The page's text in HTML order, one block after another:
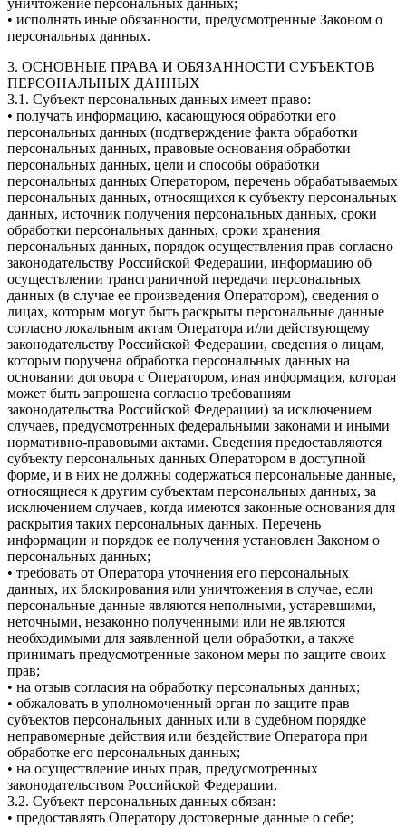
• исполнять иные обязанности, предусмотренные Законом о
персональных данных.
3. ОСНОВНЫЕ ПРАВА И ОБЯЗАННОСТИ СУБЪЕКТОВ
ПЕРСОНАЛЬНЫХ ДАННЫХ
3.1. Субъект персональных данных имеет право:
• получать информацию, касающуюся обработки его
персональных данных (подтверждение факта обработки
персональных данных, правовые основания обработки
персональных данных, цели и способы обработки
персональных данных Оператором, перечень обрабатываемых
персональных данных, относящихся к субъекту персональных
данных, источник получения персональных данных, сроки
обработки персональных данных, сроки хранения
персональных данных, порядок осуществления прав согласно
законодательству Российской Федерации, информацию об
осуществлении трансграничной передачи персональных
данных (в случае ее произведения Оператором), сведения о
лицах, которым могут быть раскрыты персональные данные
согласно локальным актам Оператора и/ли действующему
законодательству Российской Федерации, сведения о лицам,
которым поручена обработка персональных данных на
основании договора с Оператором, иная информация, которая
может быть запрошена согласно требованиям
законодательства Российской Федерации) за исключением
случаев, предусмотренных федеральными законами и иными
нормативно-правовыми актами. Сведения предоставляются
субъекту персональных данных Оператором в доступной
форме, и в них не должны содержаться персональные данные,
относящиеся к другим субъектам персональных данных, за
исключением случаев, когда имеются законные основания для
раскрытия таких персональных данных. Перечень
информации и порядок ее получения установлен Законом о
персональных данных;
• требовать от Оператора уточнения его персональных
данных, их блокирования или уничтожения в случае, если
персональные данные являются неполными, устаревшими,
неточными, незаконно полученными или не являются
необходимыми для заявленной цели обработки, а также
принимать предусмотренные законом меры по защите своих
прав;
• на отзыв согласия на обработку персональных данных;
• обжаловать в уполномоченный орган по защите прав
субъектов персональных данных или в судебном порядке
неправомерные действия или бездействие Оператора при
обработке его персональных данных;
• на осуществление иных прав, предусмотренных
законодательством Российской Федерации.
3.2. Субъект персональных данных обязан:
• предоставлять Оператору достоверные данные о себе;